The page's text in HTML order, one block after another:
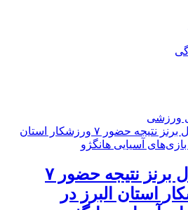
ورزشی
۲ مدال برنز نتیجه حضور ۷
استان البرز در